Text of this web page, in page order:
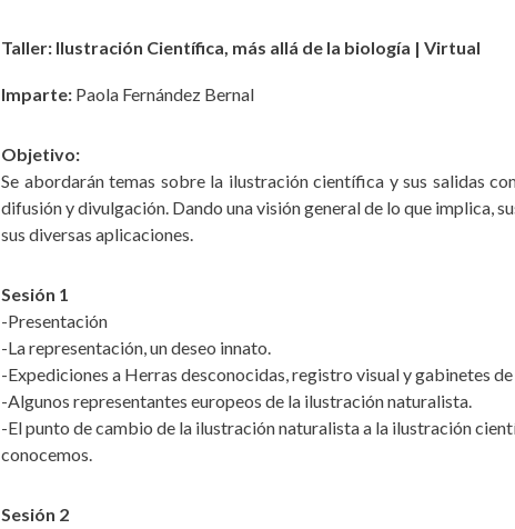
Taller: Ilustración Científica, más allá de la biología | Virtual
Imparte: Paola Fernández Bernal
Objetivo:
Se abordarán temas sobre la ilustración científica y sus salidas
difusión y divulgación. Dando una visión general de lo que implica,
sus diversas aplicaciones.
Sesión 1
-Presentación
-La representación, un deseo innato.
-Expediciones a Herras desconocidas, registro visual y gabinetes
-Algunos representantes europeos de la ilustración naturalista.
-El punto de cambio de la ilustración naturalista a la ilustración
conocemos.
Sesión 2